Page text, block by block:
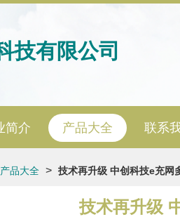
技有限公司
简介 产品大全 联系
产品大全 > 技术再升级 中创科技e充网
技术再升级